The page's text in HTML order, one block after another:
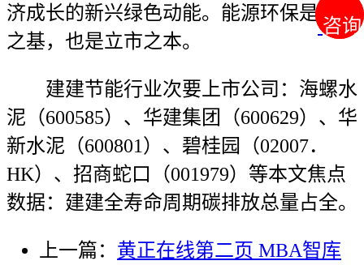
咨询
咨询
济成长的新兴绿色动能。能源环保是强国
之基，也是立市之本。
建建节能行业次要上市公司：海螺水
泥（600585）、华建集团（600629）、华
新水泥（600801）、碧桂园（02007．
HK）、招商蛇口（001979）等本文焦点
数据：建建全寿命周期碳排放总量占全。
上一篇： 黄正在线第二页 MBA智库